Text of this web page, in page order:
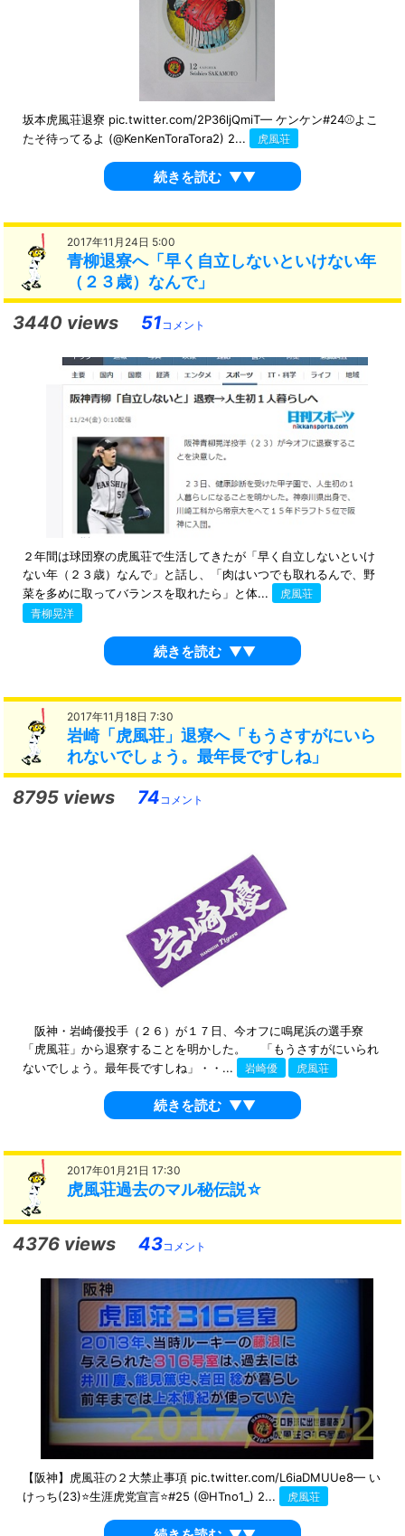
坂本虎風荘退寮 pic.twitter.com/2P36ljQmiT— ケンケン#24⚾よこ
たそ待ってるよ (@KenKenToraTora2) 2...
虎風荘
続きを読む ▼▼
2017年11月24日 5:00
青柳退寮へ「早く自立しないといけない年
（２３歳）なんで」
3440 views 51コメント
２年間は球団寮の虎風荘で生活してきたが「早く自立しないといけ
ない年（２３歳）なんで」と話し、「肉はいつでも取れるんで、野
菜を多めに取ってバランスを取れたら」と体...
虎風荘
青柳晃洋
続きを読む ▼▼
2017年11月18日 7:30
岩崎「虎風荘」退寮へ「もうさすがにいら
れないでしょう。最年長ですしね」
8795 views 74 コメント
阪神・岩崎優投手（２６）が１７日、今オフに鳴尾浜の選手寮
「虎風荘」から退寮することを明かした。 「もうさすがにいられ
ないでしょう。最年長ですしね」・・...
岩崎優 虎風荘
続きを読む ▼▼
2017年01月21日 17:30
虎風荘過去のマル秘伝説☆
4376 views 43コメント
【阪神】虎風荘の２大禁止事項 pic.twitter.com/L6iaDMUUe8— い
けっち(23)⭐生涯虎党宣言⭐#25 (@HTno1_) 2...
虎風荘